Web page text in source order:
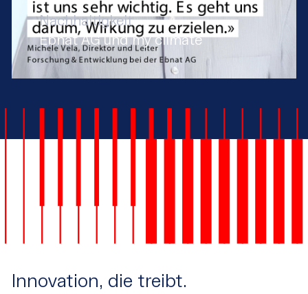
Nachhaltigkeit
Ebnat AG und my climate
Innovation, die treibt.